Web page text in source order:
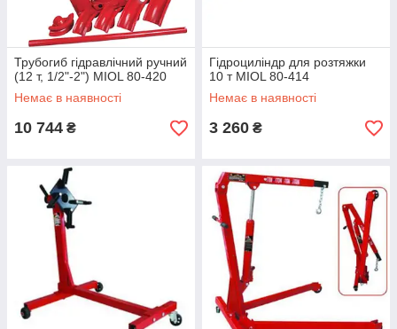
Трубогиб гідравлічний ручний
(12 т, 1/2"-2") MIOL 80-420
Немає в наявності
10 744 ₴
Гідроциліндр для розтяжки
10 т MIOL 80-414
Немає в наявності
3 260 ₴